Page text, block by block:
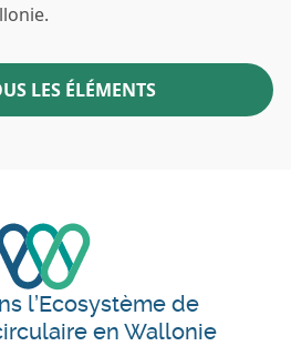
LES ÉLÉMENTS
l’Ecosystème de
en Wallonie